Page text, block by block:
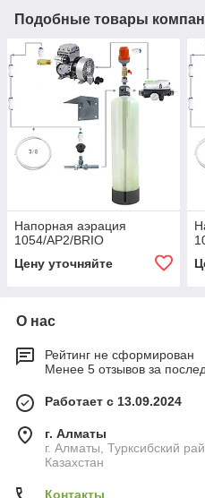
Подобные товары
Напорная аэрация
1054/AP2/BRIO
Цену уточняйте
О нас
Рейтинг не сформирован
Менее 5 отзывов за
Работает с 13.09.2024
г. Алматы
г. Алматы, Турксибский
Казахстан
Контакты